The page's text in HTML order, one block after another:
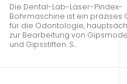
Die Dental-Lab-Laser-Pindex-
Bohrmaschine ist ein präzises
für die Odontologie,
zur Bearbeitung von
und Gipsstiften. S…